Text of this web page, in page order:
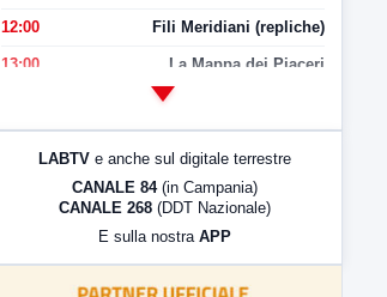
12:00 Fili Meridiani (repliche)
13:00 La Mappa dei Piaceri
LabNews (Diretta)
LabNews (replica)
LABTV e anche sul digitale terrestre
CANALE 84 (in Campania)
CANALE 268 (DDT Nazionale)
E sulla nostra APP